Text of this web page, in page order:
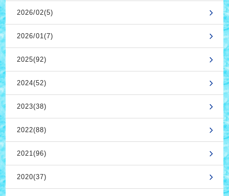
2026/02(5)
2026/01(7)
2025(92)
2024(52)
2023(38)
2022(88)
2021(96)
2020(37)